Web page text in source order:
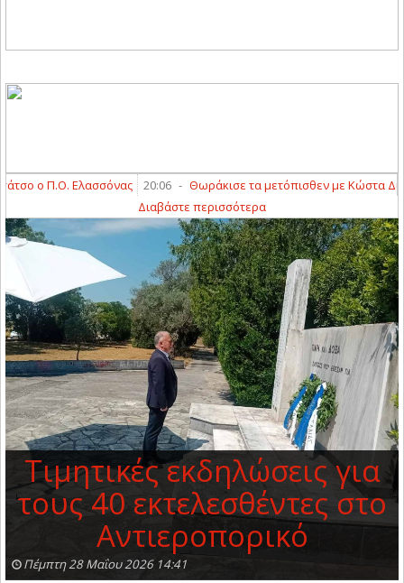
ο Π.Ο. Ελασσόνας 20:06 - Θωράκισε τα μετόπισθεν με Κώστα
Διαβάστε περισσότερα
Τιμητικές εκδηλώσεις για
τους 40 εκτελεσθέντες στο
Αντιεροπορικό
Πέμπτη 28 Μαΐου 2026 14:41